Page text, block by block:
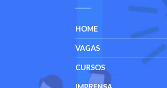
HOME
VAGAS
CURSOS